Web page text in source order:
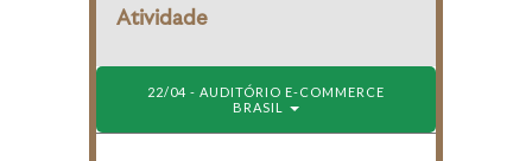
Atividade
22/04 - AUDITÓRIO E-COMMERCE
BRASIL
FECHAR